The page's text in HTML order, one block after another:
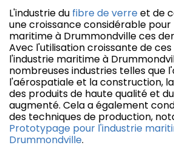
L'industrie du fibre de verreet de
une croissance considérable pour
maritime à Drummondville ces
Avec l'utilisation croissante de
l'industrie maritime à
nombreuses industries telles que
l'aérospatiale et la construction,
des produits de haute qualité et
augmenté. Cela a également
des techniques de production,
Prototypage pour l'industrie
Drummondville.